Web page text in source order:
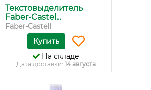
Текстовыделитель
Faber-Castel...
Faber-Castell
Купить
На складе
Дата доставки: 14 августа